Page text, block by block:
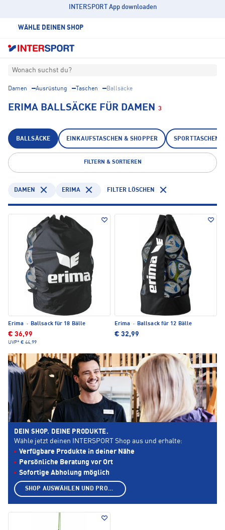
INTERSPORT App downloaden
WÄHLE DEINEN SHOP
Wonach suchst du?
Damen Ausrüstung Taschen Ballsäcke
ERIMA BALLSÄCKE FÜR DAMEN 3
BALLSÄCKE EINKAUFSTASCHEN & SHOPPER SPORTTASCHEN
FILTERN & SORTIEREN
DAMEN ERIMA FILTER LÖSCHEN
Erima · Ballsack für 18 Bälle
€ 36,99
UVP* € 44,99
Erima · Ballsack für 12 Bälle
€ 32,99
DEIN SHOP. DEINE PRODUKTE.
Wähle jetzt deinen INTERSPORT Shop aus und erhalte:
Verfügbare Produkte in deiner Nähe
Persönliche Beratung vor Ort
Sofortige Abholung möglich
SHOP AUSWÄHLEN UND PRODUKTE ANZEIGEN